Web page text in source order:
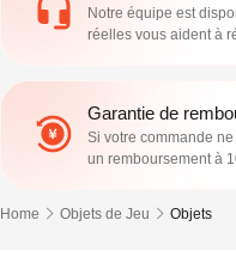
Notre équipe est
réelles vous aident à
Garantie de
Si votre commande
un remboursement à
Home Objets de Jeu Objets